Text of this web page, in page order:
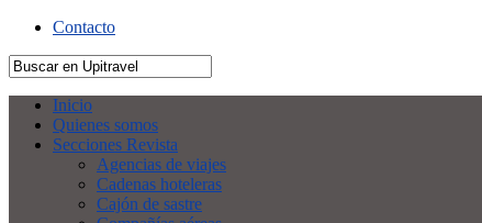
Contacto
Inicio
Quienes somos
Secciones Revista
Agencias de viajes
Cadenas hoteleras
Cajón de sastre